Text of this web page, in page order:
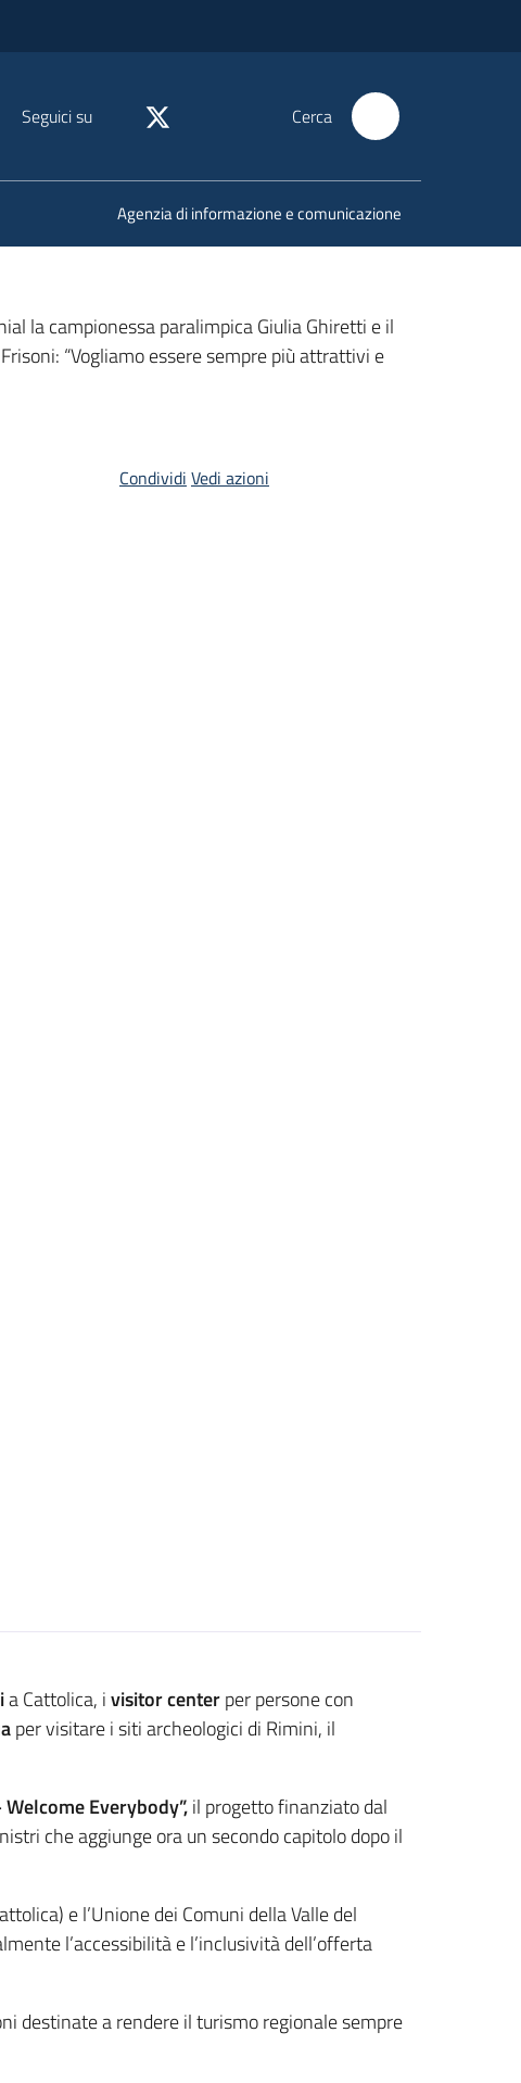
Seguici su Cerca
Agenzia di informazione e comunicazione
la campionessa paralimpica Giulia Ghiretti e il
“Vogliamo essere sempre più attrattivi e
Condividi Vedi azioni
a Cattolica, ivisitor centerper persone con
per visitare i siti archeologici di Rimini, il
Everybody”,il progetto finanziato dal
che aggiunge ora un secondo capitolo dopo il
e l’Unione dei Comuni della Valle del
l’accessibilità e l’inclusività dell’offerta
destinate a rendere il turismo regionale sempre